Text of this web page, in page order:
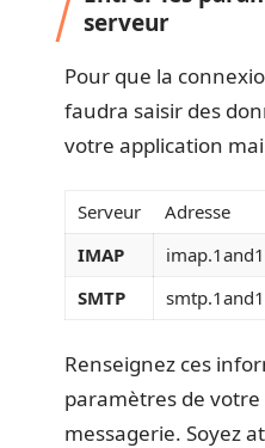
serveur
Pour que la
faudra saisir des
votre application
Serveur Adresse
IMAP
SMTP
Renseignez ces
paramètres de
messagerie. Soyez